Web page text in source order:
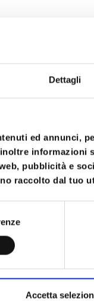
Dettagli
ed annunci,
pubblicità e
raccolto dal tuo
Accetta
continuita’
non va, la